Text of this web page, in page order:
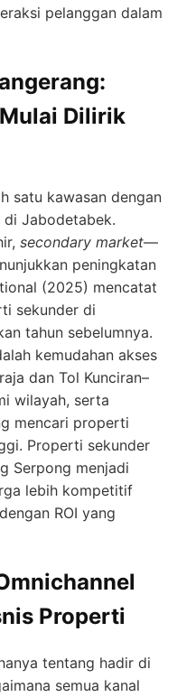
pelanggan dalam
Dilirik
satu kawasan dengan
Jabodetabek.
secondary market—
peningkatan
(2025) mencatat
sekunder di
tahun sebelumnya.
kemudahan akses
dan Tol Kunciran–
wilayah, serta
mencari properti
Properti sekunder
Serpong menjadi
lebih kompetitif
ROI yang
Properti
tentang hadir di
semua kanal